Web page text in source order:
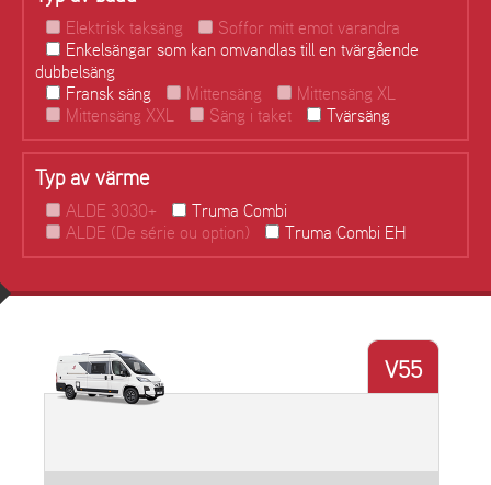
Elektrisk taksäng
Soffor mitt emot varandra
Enkelsängar som kan omvandlas till en tvärgående
dubbelsäng
Fransk säng
Mittensäng
Mittensäng XL
Mittensäng XXL
Säng i taket Tvärsäng
Typ av värme
ALDE 3030+
Truma Combi
ALDE (De série ou option)
Truma Combi EH
V55